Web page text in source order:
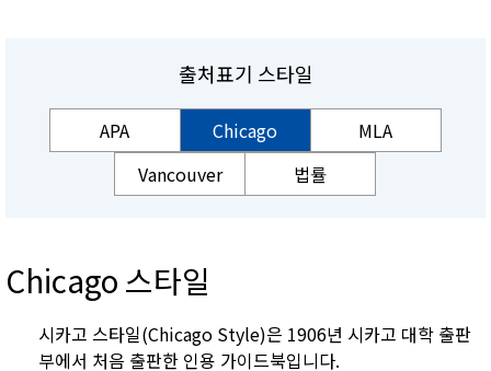
출처표기 스타일
APA Chicago
MLA
Vancouver
법률
Chicago 스타일
시카고 스타일(Chicago Style)은 1906년 시카고 대학 출판
부에서 처음 출판한 인용 가이드북입니다.